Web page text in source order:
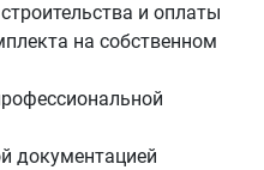
и оплаты
на собственном
документацией